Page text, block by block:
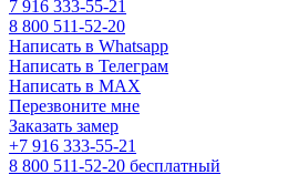
7 916 333-55-21
8 800 511-52-20
Написать в Whatsapp
Написать в Телеграм
Написать в MAX
Перезвоните мне
Заказать замер
+7 916 333-55-21
8 800 511-52-20 бесплатный